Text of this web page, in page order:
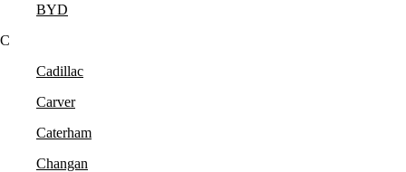
BYD
C
Cadillac
Carver
Caterham
Changan